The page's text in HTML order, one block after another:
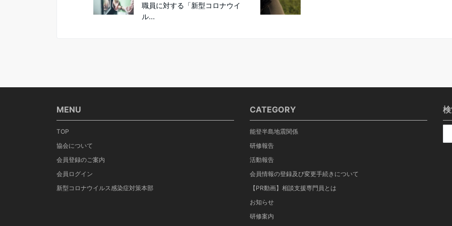
職員に対する「新型コロナウイ
ル...
MENU
TOP
協会について
会員登録のご案内
会員ログイン
新型コロナウイルス感染症対策本部
CATEGORY
能登半島地震関係
研修報告
活動報告
会員情報の登録及び変更手続きについて
【PR動画】相談支援専門員とは
お知らせ
研修案内